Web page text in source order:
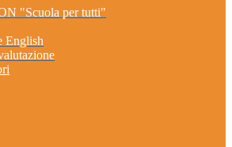
"Scuola per tutti"
English